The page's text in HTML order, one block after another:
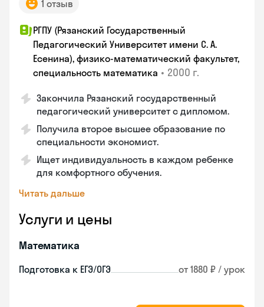
1 отзыв
РГПУ (Рязанский Государственный
Педагогический Университет имени С. А.
Есенина), физико-математический факультет,
специальность математика • 2000 г.
Закончилa Рязанский государственный
педагогический университет с дипломом.
Получила второе высшее образование по
специальности экономист.
Ищет индивидуальность в каждом ребенке
для комфортного обучения.
Читать дальше
Услуги и цены
Математика
Подготовка к ЕГЭ/ОГЭ от 1880 ₽ / урок